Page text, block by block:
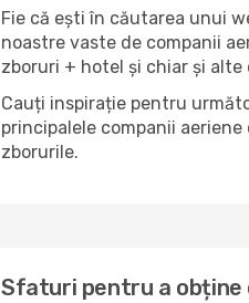
Fie că ești în căutarea unui
noastre vaste de companii
zboruri + hotel și chiar și
Cauți inspirație pentru
principalele companii
zborurile.
Sfaturi pentru a obține